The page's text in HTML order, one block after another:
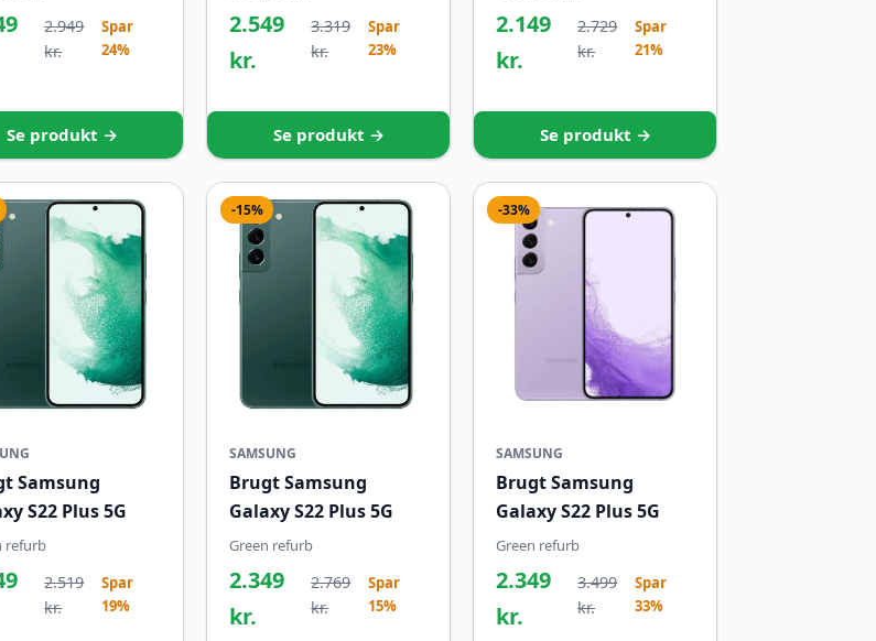
2.949
kr.
Spar
24%
Se produkt →
2.549
kr.
3.319
kr.
Spar
23%
Se produkt →
2.149
kr.
2.729
kr.
Spar
21%
Se produkt →
Samsung
S22 Plus 5G
refurb
2.519
kr.
Spar
19%
-15%
SAMSUNG
Brugt Samsung
Galaxy S22 Plus 5G
Green refurb
2.349
kr.
2.769
kr.
Spar
15%
-33%
SAMSUNG
Brugt Samsung
Galaxy S22 Plus 5G
Green refurb
2.349
kr.
3.499
kr.
Spar
33%